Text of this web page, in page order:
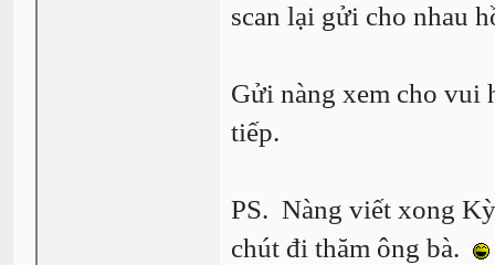
scan lại gửi cho nhau
Gửi nàng xem cho vui
tiếp.
PS. Nàng viết xong
chút đi thăm ông bà.